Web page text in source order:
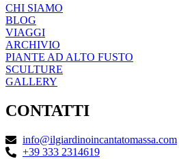
CHI SIAMO
BLOG
VIAGGI
ARCHIVIO
PIANTE AD ALTO FUSTO
SCULTURE
GALLERY
CONTATTI
info@ilgiardinoincantatomassa.com
+39 333 2314619